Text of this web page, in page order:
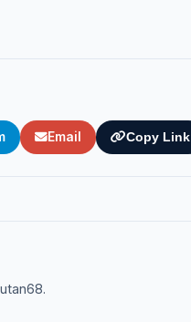
Email Copy Link